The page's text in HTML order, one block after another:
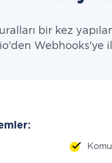
bir kez
Webhooks'ye